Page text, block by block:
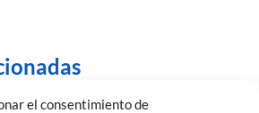
el consentimiento de